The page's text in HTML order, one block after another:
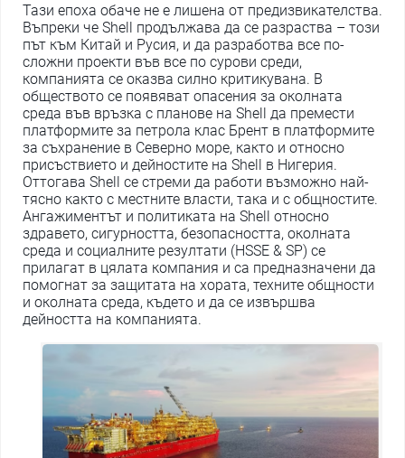
Тази епоха обаче не е лишена от предизвикателства.
Въпреки че Shell продължава да се разраства – този
път към Китай и Русия, и да разработва все по-
сложни проекти във все по сурови среди,
компанията се оказва силно критикувана. В
обществото се появяват опасения за околната
среда във връзка с планове на Shell да премести
платформите за петрола клас Брент в платформите
за съхранение в Северно море, както и относно
присъствието и дейностите на Shell в Нигерия.
Оттогава Shell се стреми да работи възможно най-
тясно както с местните власти, така и с общностите.
Ангажиментът и политиката на Shell относно
здравето, сигурността, безопасността, околната
среда и социалните резултати (HSSE & SP) се
прилагат в цялата компания и са предназначени да
помогнат за защитата на хората, техните общности
и околната среда, където и да се извършва
дейността на компанията.